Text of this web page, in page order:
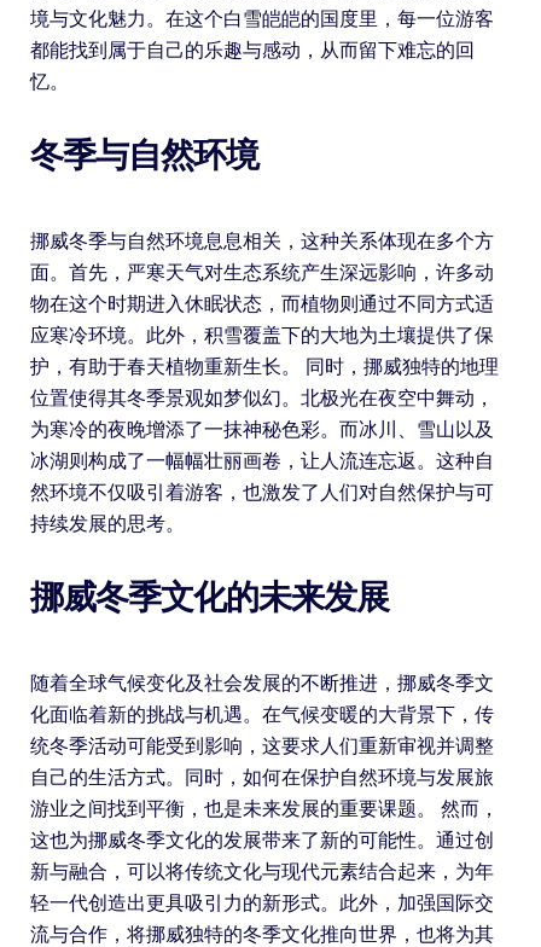
境与文化魅力。在这个白雪皑皑的国度里，每一位游客
都能找到属于自己的乐趣与感动，从而留下难忘的回
忆。
冬季与自然环境
挪威冬季与自然环境息息相关，这种关系体现在多个方
面。首先，严寒天气对生态系统产生深远影响，许多动
物在这个时期进入休眠状态，而植物则通过不同方式适
应寒冷环境。此外，积雪覆盖下的大地为土壤提供了保
护，有助于春天植物重新生长。 同时，挪威独特的地理
位置使得其冬季景观如梦似幻。北极光在夜空中舞动，
为寒冷的夜晚增添了一抹神秘色彩。而冰川、雪山以及
冰湖则构成了一幅幅壮丽画卷，让人流连忘返。这种自
然环境不仅吸引着游客，也激发了人们对自然保护与可
持续发展的思考。
挪威冬季文化的未来发展
随着全球气候变化及社会发展的不断推进，挪威冬季文
化面临着新的挑战与机遇。在气候变暖的大背景下，传
统冬季活动可能受到影响，这要求人们重新审视并调整
自己的生活方式。同时，如何在保护自然环境与发展旅
游业之间找到平衡，也是未来发展的重要课题。 然而，
这也为挪威冬季文化的发展带来了新的可能性。通过创
新与融合，可以将传统文化与现代元素结合起来，为年
轻一代创造出更具吸引力的新形式。此外，加强国际交
流与合作，将挪威独特的冬季文化推向世界，也将为其